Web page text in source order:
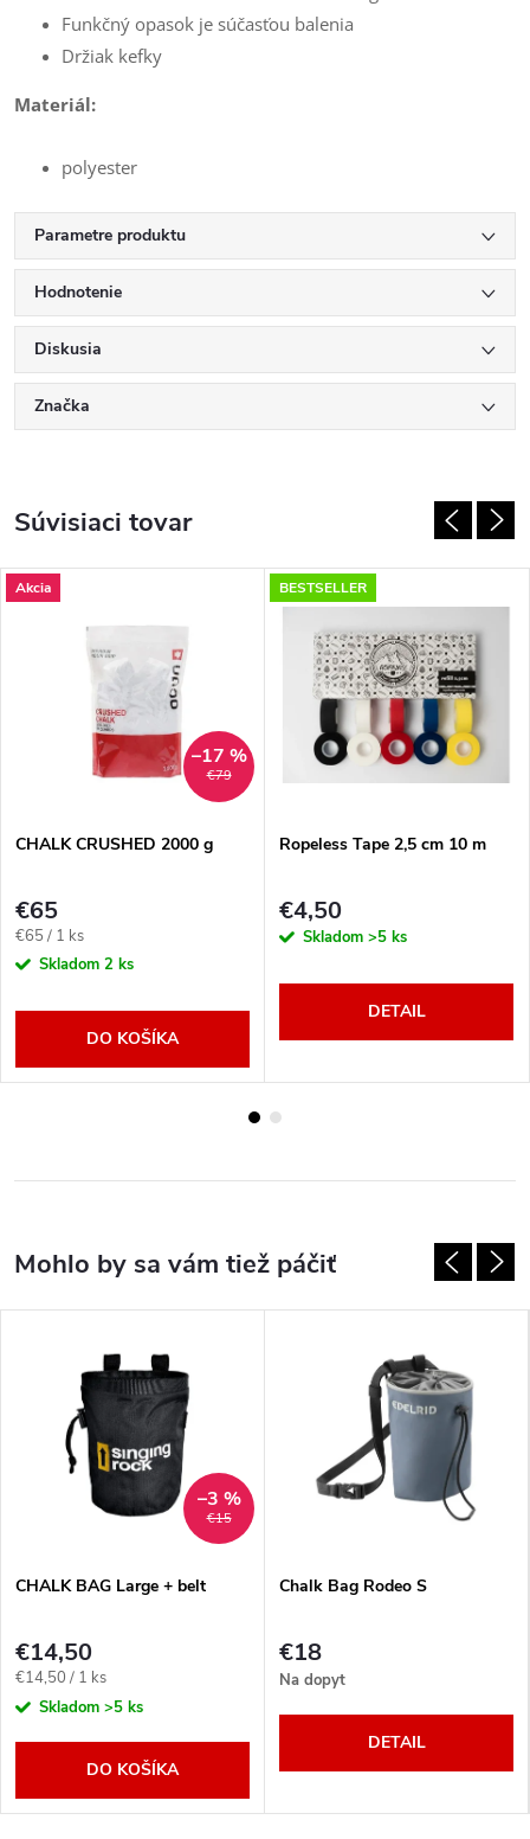
Funkčný opasok je súčasťou balenia
Držiak kefky
Materiál:
polyester
Parametre produktu
Hodnotenie
Diskusia
Značka
Súvisiaci tovar
Akcia
€79
–17 %
CHALK CRUSHED 2000 g
€65
Jednotková
cena:
€65 / 1 ks
Skladom 2 ks
DO KOŠÍKA
BESTSELLER
Ropeless Tape 2,5 cm 10 m
€4,50
Skladom >5 ks
DETAIL
€15
–3 %
CHALK BAG Large + belt
€14,50
Jednotková
cena:
€14,50 / 1 ks
Skladom >5 ks
DO KOŠÍKA
Chalk Bag Rodeo S
€18
Na dopyt
DETAIL